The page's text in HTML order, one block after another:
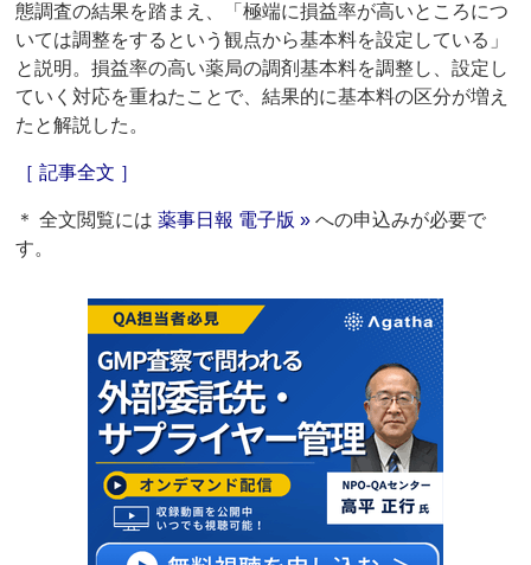
態調査の結果を踏まえ、「極端に損益率が高いところにつ
いては調整をするという観点から基本料を設定している」
と説明。損益率の高い薬局の調剤基本料を調整し、設定し
ていく対応を重ねたことで、結果的に基本料の区分が増え
たと解説した。
［ 記事全文 ］
＊ 全文閲覧には薬事日報 電子版 » への申込みが必要で
す。